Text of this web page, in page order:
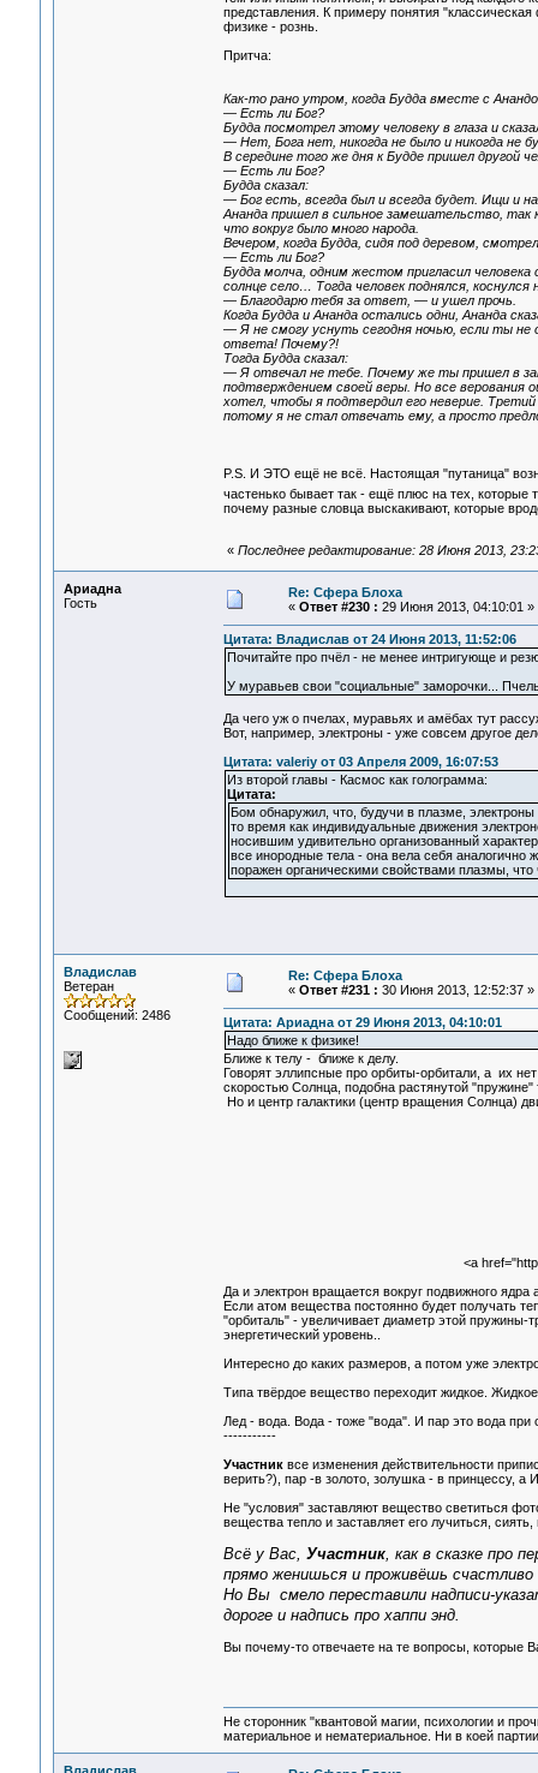
представления. К примеру понятия
физике - рознь.
Притча:
Как-то рано утром, когда Будда вместе с
— Есть ли Бог?
Будда посмотрел этому человеку в глаза и
— Нет, Бога нет, никогда не было и никогда не
В середине того же дня к Будде пришел другой
— Есть ли Бог?
Будда сказал:
— Бог есть, всегда был и всегда будет. Ищи и
Ананда пришел в сильное замешательство,
что вокруг было много народа.
Вечером, когда Будда, сидя под деревом,
— Есть ли Бог?
Будда молча, одним жестом пригласил
солнце село… Тогда человек поднялся, коснулся
— Благодарю тебя за ответ, — и ушел прочь.
Когда Будда и Ананда остались одни, Ананда
— Я не смогу уснуть сегодня ночью, если ты
ответа! Почему?!
Тогда Будда сказал:
— Я отвечал не тебе. Почему же ты пришел в
подтверждением своей веры. Но все верования
хотел, чтобы я подтвердил его неверие.
потому я не стал отвечать ему, а просто
P.S. И ЭТО ещё не всё. Настоящая "путаница"
частенько бывает так - ещё плюс на тех, которые
почему разные словца выскакивают, которые
« Последнее редактирование: 28 Июня 2013,
Ариадна
Гость
Re: Сфера Блоха
« Ответ #230 : 29 Июня 2013, 04:10:01 »
Цитата: Владислав от 24 Июня 2013, 11:52:06
Почитайте про пчёл - не менее интригующе и
У муравьев свои "социальные" заморочки...
Да чего уж о пчелах, муравьях и амёбах тут
Вот, например, электроны - уже совсем другое
Цитата: valeriy от 03 Апреля 2009, 16:07:53
Из второй главы - Касмос как голограмма:
Цитата:
Бом обнаружил, что, будучи в плазме,
то время как индивидуальные движения
носившим удивительно организованный
все инородные тела - она вела себя аналогично
поражен органическими свойствами плазмы,
Владислав
Ветеран
Сообщений: 2486
Re: Сфера Блоха
« Ответ #231 : 30 Июня 2013, 12:52:37 »
Цитата: Ариадна от 29 Июня 2013, 04:10:01
Надо ближе к физике!
Ближе к телу - ближе к делу.
Говорят эллипсные про орбиты-орбитали, а их
скоростью Солнца, подобна растянутой
Но и центр галактики (центр вращения Солнца)
<a
Да и электрон вращается вокруг подвижного
Если атом вещества постоянно будет получать
"орбиталь" - увеличивает диаметр этой пружины-
энергетический уровень..
Интересно до каких размеров, а потом уже
Типа твёрдое вещество переходит жидкое.
Лед - вода. Вода - тоже "вода". И пар это вода при
-----------
Участник все изменения действительности
верить?), пар -в золото, золушка - в принцессу, а
Не "условия" заставляют вещество светиться
вещества тепло и заставляет его лучиться,
Всё у Вас, Участник, как в сказке про
прямо женишься и проживёшь
Но Вы смело переставили надписи-
дороге и надпись про хаппи энд.
Вы почему-то отвечаете на те вопросы, которые
Не сторонник "квантовой магии, психологии и
материальное и нематериальное. Ни в коей